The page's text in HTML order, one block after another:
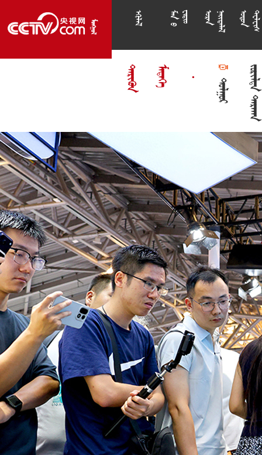
   









  








  3











































































